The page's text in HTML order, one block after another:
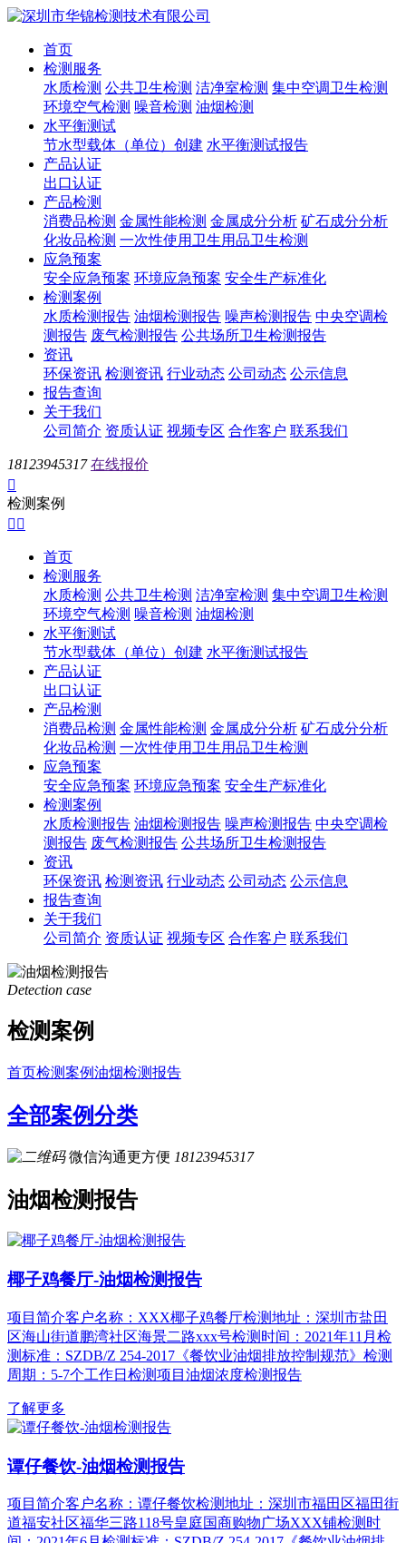
首页
检测服务
水质检测 公共卫生检测 洁净室检测 集中空调卫生检测
环境空气检测 噪音检测 油烟检测
水平衡测试
节水型载体（单位）创建 水平衡测试报告
产品认证
出口认证
产品检测
消费品检测 金属性能检测 金属成分分析 矿石成分分析
化妆品检测 一次性使用卫生用品卫生检测
应急预案
安全应急预案 环境应急预案 安全生产标准化
检测案例
水质检测报告 油烟检测报告 噪声检测报告 中央空调检
测报告 废气检测报告 公共场所卫生检测报告
资讯
环保资讯 检测资讯 行业动态 公司动态 公示信息
报告查询
关于我们
公司简介 资质认证 视频专区 合作客户 联系我们
18123945317 在线报价

检测案例
 
首页
检测服务
水质检测 公共卫生检测 洁净室检测 集中空调卫生检测
环境空气检测 噪音检测 油烟检测
水平衡测试
节水型载体（单位）创建 水平衡测试报告
产品认证
出口认证
产品检测
消费品检测 金属性能检测 金属成分分析 矿石成分分析
化妆品检测 一次性使用卫生用品卫生检测
应急预案
安全应急预案 环境应急预案 安全生产标准化
检测案例
水质检测报告 油烟检测报告 噪声检测报告 中央空调检
测报告 废气检测报告 公共场所卫生检测报告
资讯
环保资讯 检测资讯 行业动态 公司动态 公示信息
报告查询
关于我们
公司简介 资质认证 视频专区 合作客户 联系我们
Detection case
检测案例
首页检测案例油烟检测报告
全部案例分类
微信沟通更方便 18123945317
油烟检测报告
椰子鸡餐厅-油烟检测报告
项目简介客户名称：XXX椰子鸡餐厅检测地址：深圳市盐田
区海山街道鹏湾社区海景二路xxx号检测时间：2021年11月检
测标准：SZDB/Z 254-2017《餐饮业油烟排放控制规范》检测
周期：5-7个工作日检测项目油烟浓度检测报告
了解更多
谭仔餐饮-油烟检测报告
项目简介客户名称：谭仔餐饮检测地址：深圳市福田区福田街
道福安社区福华三路118号皇庭国商购物广场XXX铺检测时